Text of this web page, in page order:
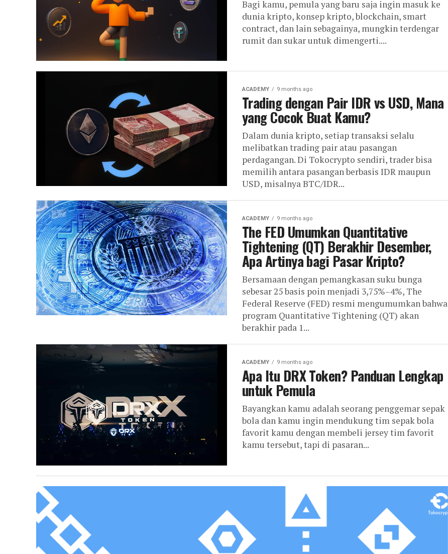
Bagi kamu, pemula yang baru saja ingin masuk ke
dunia kripto, konsep kripto, blockchain, smart
contract, dan lain sebagainya, mungkin terdengar
rumit dan sukar untuk dimengerti....
ACADEMY 9 months ago
Trading dengan Pair IDR vs USD, Mana
yang Cocok Buat Kamu?
Dalam dunia kripto, setiap transaksi selalu
melibatkan trading pair atau pasangan
perdagangan. Di Tokocrypto sendiri, trader bisa
memilih antara pasangan berbasis IDR maupun
USD, misalnya BTC/IDR...
ACADEMY 9 months ago
The FED Umumkan Quantitative
Tightening (QT) Berakhir Desember,
Apa Artinya bagi Pasar Kripto?
Bersamaan dengan pemangkasan suku bunga
sebesar 25 basis poin menjadi 3,75%–4%, The
Federal Reserve (FED) resmi mengumumkan bahwa
program Quantitative Tightening (QT) akan
berakhir pada 1...
ACADEMY 9 months ago
Apa Itu DRX Token? Panduan Lengkap
untuk Pemula
Bayangkan kamu adalah seorang penggemar sepak
bola dan kamu ingin mendukung tim sepak bola
favorit kamu dengan membeli jersey tim favorit
kamu tersebut, tapi di pasaran...